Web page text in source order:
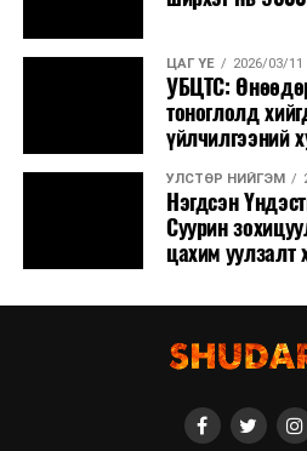
ЦАГ ҮЕ 2026/03/11
УБЦТС:
тоноглолд
үйлчилгээний
УЛСТӨР НИЙГЭМ
Нэгдсэн
Суурин
цахим уулзалт